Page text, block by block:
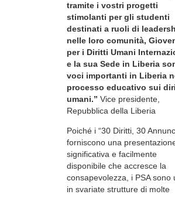
tramite i vostri progetti
stimolanti per gli studenti
destinati a ruoli di
nelle loro comunità,
per i Diritti Umani
e la sua Sede in Liberia
voci importanti in Liberia
processo educativo sui
umani.” Vice presidente,
Repubblica della Liberia
Poiché i “30 Diritti, 30
forniscono una
significativa e facilmente
disponibile che accresce la
consapevolezza, i PSA sono
in svariate strutture di molte